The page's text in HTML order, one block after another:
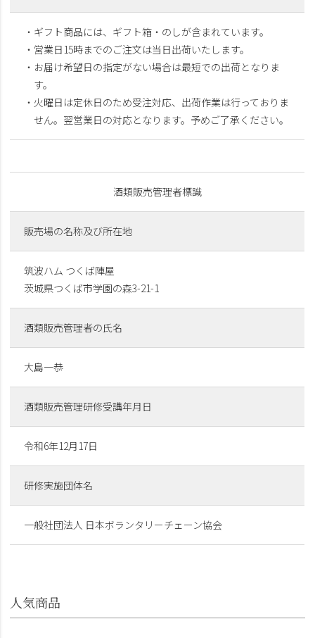
・ギフト商品には、ギフト箱・のしが含まれています。
・営業日15時までのご注文は当日出荷いたします。
・お届け希望日の指定がない場合は最短での出荷となりま
す。
・火曜日は定休日のため受注対応、出荷作業は行っておりま
せん。翌営業日の対応となります。予めご了承ください。
酒類販売管理者標識
販売場の名称及び所在地
筑波ハム つくば陣屋
茨城県つくば市学園の森3-21-1
酒類販売管理者の氏名
大島一恭
酒類販売管理研修受講年月日
令和6年12月17日
研修実施団体名
一般社団法人 日本ボランタリーチェーン協会
人気商品